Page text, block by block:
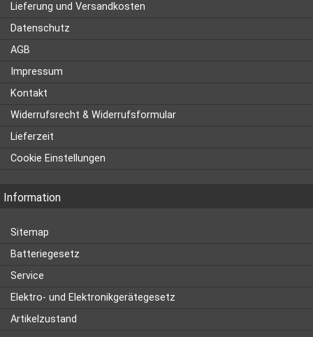
Lieferung und Versandkosten
Datenschutz
AGB
Impressum
Kontakt
Widerrufsrecht & Widerrufsformular
Lieferzeit
Cookie Einstellungen
Information
Sitemap
Batteriegesetz
Service
Elektro- und Elektronikgerätegesetz
Artikelzustand